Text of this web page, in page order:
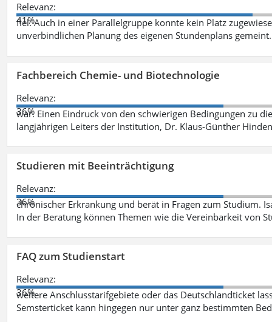
Relevanz:
41%
fiel. Auch in einer Parallelgruppe konnte kein Platz
unverbindlichen Planung des eigenen Stundenplans
Fachbereich Chemie- und Biotechnologie
Relevanz:
36%
war. Einen Eindruck von den schwierigen Bedingungen zu
langjährigen Leiters der Institution, Dr. Klaus-Günther
Studieren mit Beeinträchtigung
Relevanz:
36%
chronischer Erkrankung und berät in Fragen zum Studium.
In der Beratung können Themen wie die Vereinbarkeit von
FAQ zum Studienstart
Relevanz:
36%
weitere Anschlusstarifgebiete oder das Deutschlandticket
Semsterticket kann hingegen nur unter ganz bestimmten